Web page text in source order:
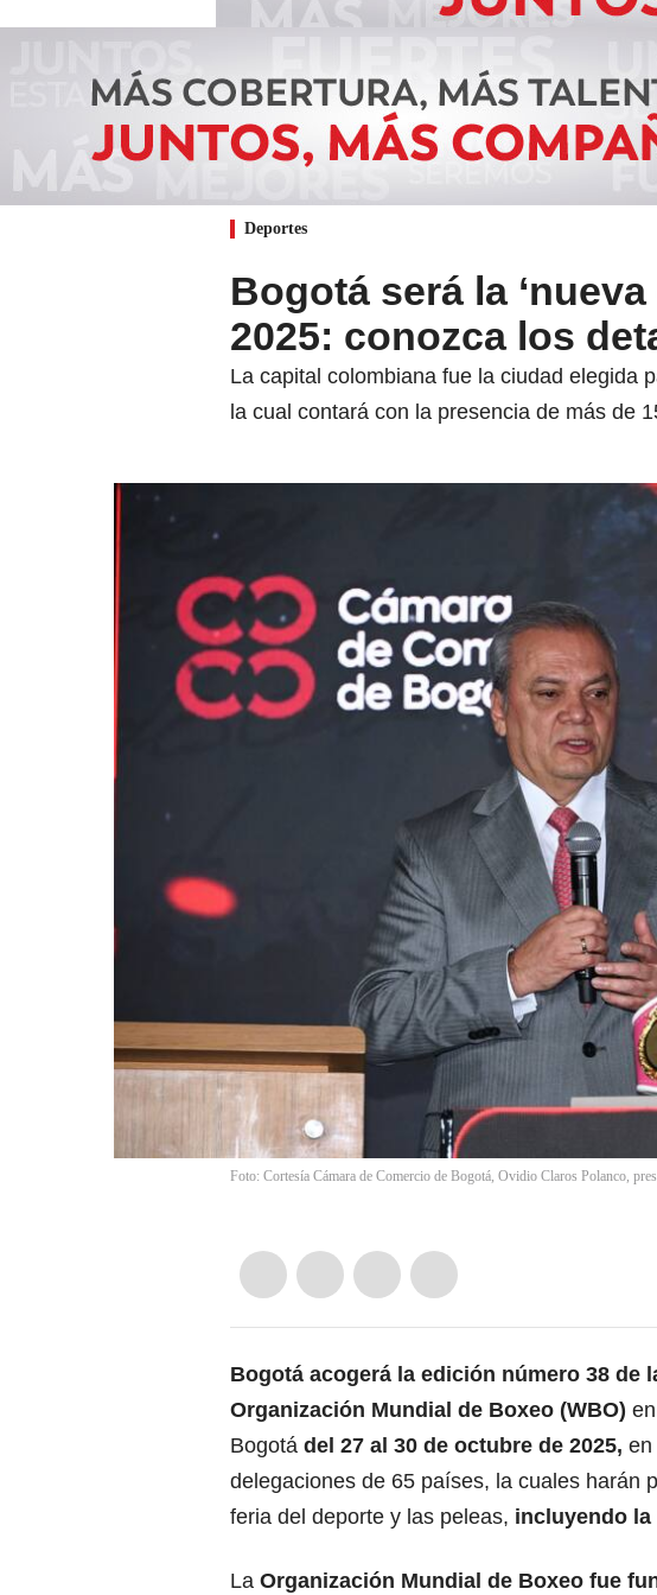
Deportes
Bogotá será la
2025: conozca los
La capital colombiana fue la ciudad elegida
la cual contará con la presencia de más de
Foto: Cortesía Cámara de Comercio de Bogotá, Ovidio Claros Polanco,
Bogotá acogerá la edición número 38 de
Organización Mundial de Boxeo (WBO)
Bogotá del 27 al 30 de octubre de 2025, en
delegaciones de 65 países, la cuales harán
feria del deporte y las peleas, incluyendo
La Organización Mundial de Boxeo fue